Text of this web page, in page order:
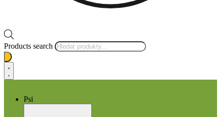
Products search
Psi